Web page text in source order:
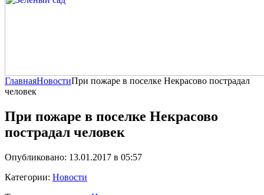
ГлавнаяНовостиПри пожаре в поселке Некрасово пострадал
человек
При пожаре в поселке Некрасово
пострадал человек
Опубликовано: 13.01.2017 в 05:57
Категории: Новости